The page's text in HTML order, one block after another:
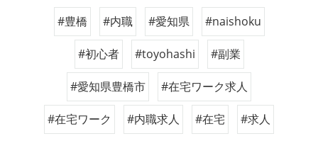
#豊橋 #内職 #愛知県 #naishoku
#初心者 #toyohashi #副業
#愛知県豊橋市 #在宅ワーク求人
#在宅ワーク #内職求人 #在宅 #求人